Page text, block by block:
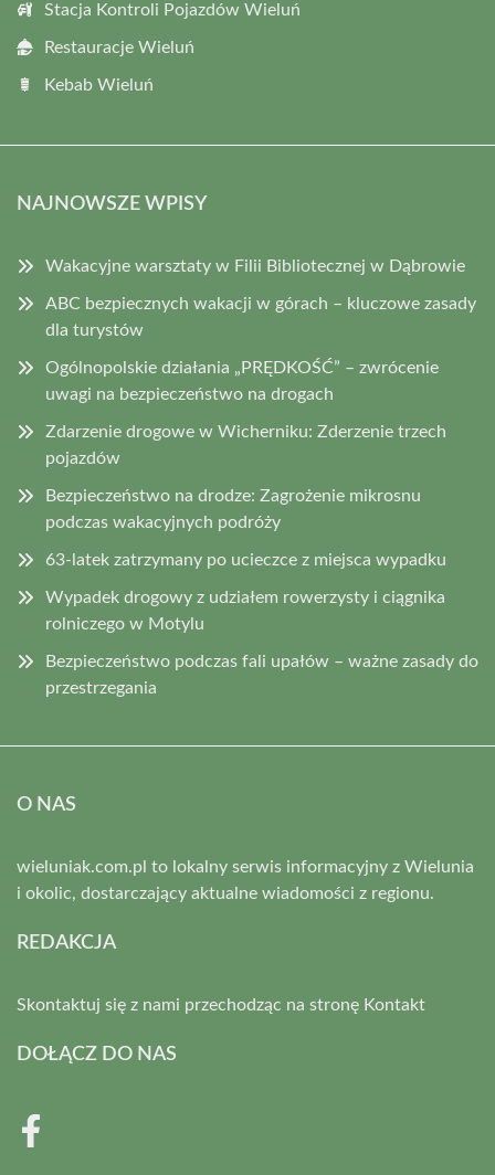
Stacja Kontroli Pojazdów Wieluń
Restauracje Wieluń
Kebab Wieluń
NAJNOWSZE WPISY
Wakacyjne warsztaty w Filii Bibliotecznej w Dąbrowie
ABC bezpiecznych wakacji w górach – kluczowe zasady
dla turystów
Ogólnopolskie działania „PRĘDKOŚĆ” – zwrócenie
uwagi na bezpieczeństwo na drogach
Zdarzenie drogowe w Wicherniku: Zderzenie trzech
pojazdów
Bezpieczeństwo na drodze: Zagrożenie mikrosnu
podczas wakacyjnych podróży
63-latek zatrzymany po ucieczce z miejsca wypadku
Wypadek drogowy z udziałem rowerzysty i ciągnika
rolniczego w Motylu
Bezpieczeństwo podczas fali upałów – ważne zasady do
przestrzegania
O NAS
wieluniak.com.pl to lokalny serwis informacyjny z Wielunia
i okolic, dostarczający aktualne wiadomości z regionu.
REDAKCJA
Skontaktuj się z nami przechodząc na stronę Kontakt
DOŁĄCZ DO NAS